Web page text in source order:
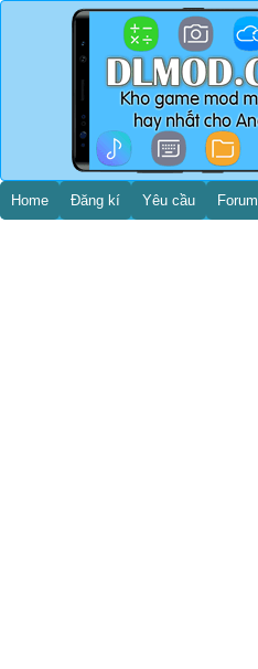
Home Đăng kí Yêu cầu Forum